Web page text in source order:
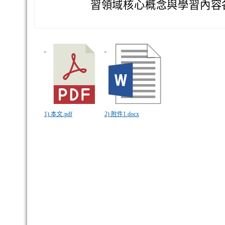
習領域核心概念與學習內容
1) 本文.pdf 2) 附件1.docx